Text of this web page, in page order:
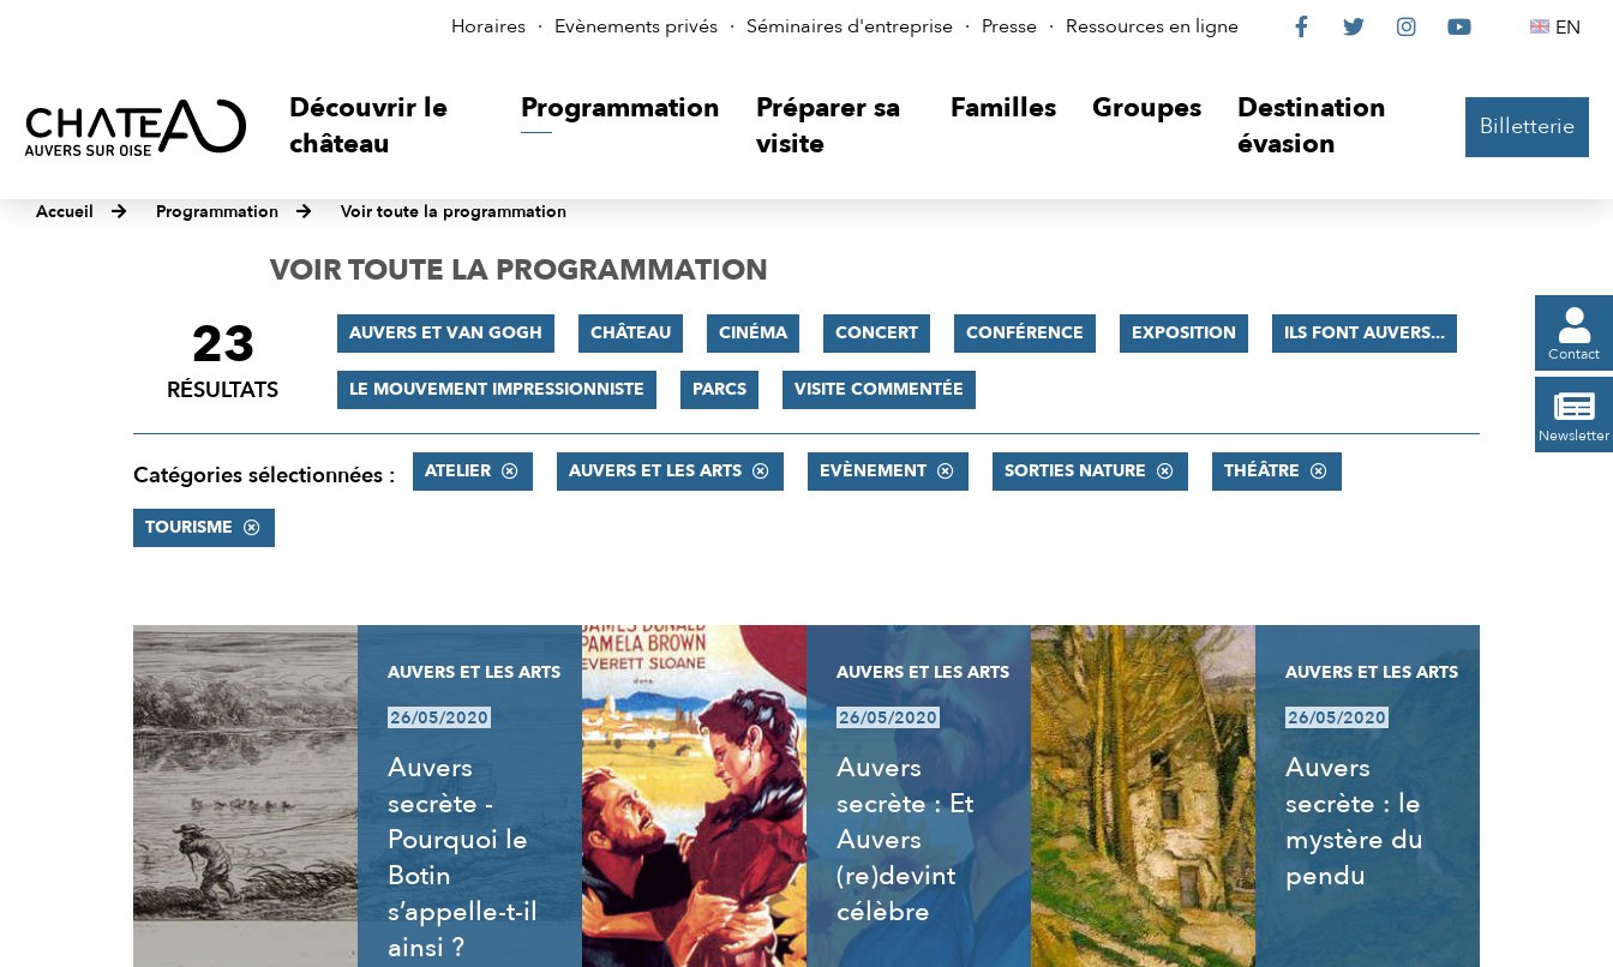
Horaires Evènements privés Séminaires d'entreprise Presse Ressources en ligne
Le
sur

Le

Le

Le
 EN
Découvrir le
château
Programmation
Préparer sa
visite
Familles Groupes
Destination
évasion
Billetterie
Accueil Programmation Voir toute la programmation

Contact

Newsletter
VOIR TOUTE LA PROGRAMMATION
FILTRER
RÉSULTATS
23
RÉSULTATS
AUVERS ET VAN GOGH CHÂTEAU CINÉMA CONCERT CONFÉRENCE EXPOSITION ILS FONT AUVERS...
LE MOUVEMENT IMPRESSIONNISTE PARCS VISITE COMMENTÉE
Catégories sélectionnées : ATELIER AUVERS ET LES ARTS EVÈNEMENT SORTIES NATURE THÉÂTRE
TOURISME
RÉSULTATS
AUVERS ET LES ARTS
26/05/2020
Auvers
secrète -
Pourquoi le
Botin
s’appelle-t-il
ainsi ?
AUVERS ET LES ARTS
26/05/2020
Auvers
secrète : Et
Auvers
(re)devint
célèbre
AUVERS ET LES ARTS
26/05/2020
Auvers
secrète : le
mystère du
pendu